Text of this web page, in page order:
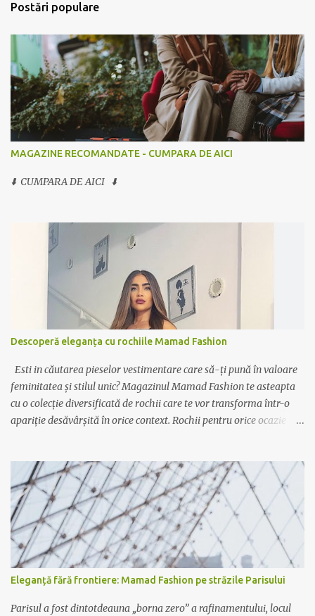
Postări populare
MAGAZINE RECOMANDATE - CUMPARA DE AICI
⬇️ CUMPARA DE AICI ⬇️
Descoperă eleganța cu rochiile Mamad Fashion
Esti in căutarea pieselor vestimentare care să-ți pună în valoare
feminitatea și stilul unic? Magazinul Mamad Fashion te asteapta
cu o colecție diversificată de rochii care te vor transforma într-o
apariție desăvârșită în orice context. Rochii pentru orice ocazie
Fashion are soluția potrivită pentru tine. De la rochiile lungi,
vaporoase și elegante, perfecte pentru evenimente formale, la
rochiile scurte și lejere, ideale pentru plimbările în oraș sau ieșirile
cu prietenii, colecția noastră acoperă toate gusturile și preferințele.
Calitate și rafinament Fiecare rochie Mamad Fashion este creată
cu atenție la detalii, folosind materiale de calitate superioară ce
oferă confort și durabilitate. Designul sofisticat și croiala
impecabilă fac din fiecare piesă un element distinctiv al garderobei
tale. Exprimă-ți personalitatea Lasă-te inspirată de culori
Eleganță fără frontiere: Mamad Fashion pe străzile Parisului
Parisul a fost dintotdeauna „borna zero” a rafinamentului, locul